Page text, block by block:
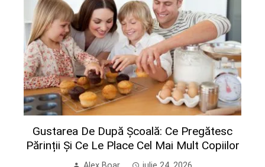
Gustarea De După Școală: Ce Pregătesc
Părinții Și Ce Le Place Cel Mai Mult Copiilor